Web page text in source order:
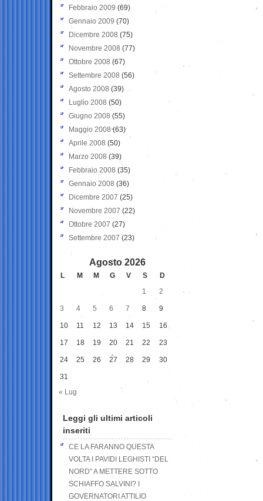
Febbraio 2009 (69)
Gennaio 2009 (70)
Dicembre 2008 (75)
Novembre 2008 (77)
Ottobre 2008 (67)
Settembre 2008 (56)
Agosto 2008 (39)
Luglio 2008 (50)
Giugno 2008 (55)
Maggio 2008(63)
Aprile 2008 (50)
Marzo 2008 (39)
Febbraio 2008 (35)
Gennaio 2008 (36)
Dicembre 2007 (25)
Novembre 2007 (22)
Ottobre 2007 (27)
Settembre 2007 (23)
Agosto 2026
L M M G V S
D
1
2
3 4 5 6 7 8 9
10 11 12 13 14 15 16
17 18 19 20 21 22 23
24 25 26 27 28 29 30
31
« Lug
Leggi gli ultimi articoli
inseriti
CE LA FARANNO QUESTA
VOLTA I PAVIDI LEGHISTI “DEL
NORD” A METTERE SOTTO
SCHIAFFO SALVINI? I
GOVERNATORI ATTILIO